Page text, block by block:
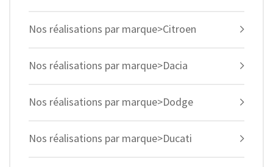
Nos réalisations par marque>Citroen
Nos réalisations par marque>Dacia
Nos réalisations par marque>Dodge
Nos réalisations par marque>Ducati